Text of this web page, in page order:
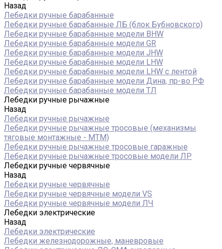
Назад
Лебедки ручные барабанные
Лебедки ручные барабанные ЛБ (блок Бубновского)
Лебедки ручные барабанные модели BHW
Лебедки ручные барабанные модели GR
Лебедки ручные барабанные модели JHW
Лебедки ручные барабанные модели LHW
Лебедки ручные барабанные модели LHW c лентой
Лебедки ручные барабанные модели Дина, пр-во РФ
Лебедки ручные барабанные модели ТЛ
Лебедки ручные рычажные
Назад
Лебедки ручные рычажные
Лебедки ручные рычажные тросовые (механизмы
тяговые монтажные - МТМ)
Лебедки ручные рычажные тросовые гаражные
Лебедки ручные рычажные тросовые модели ЛР
Лебедки ручные червячные
Назад
Лебедки ручные червячные
Лебедки ручные червячные модели VS
Лебедки ручные червячные модели ЛЧ
Лебедки электрические
Назад
Лебедки электрические
Лебедки железнодорожные, маневровые